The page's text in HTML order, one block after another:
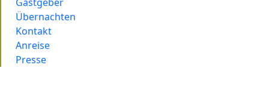
Gastgeber
Übernachten
Kontakt
Anreise
Presse